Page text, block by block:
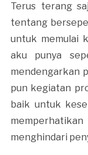
Terus terang
tentang
untuk memulai
aku punya
mendengarkan
pun kegiatan
baik untuk
menghindari